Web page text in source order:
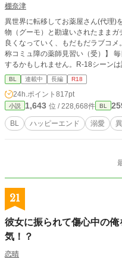
棚奈津
異世界に転移してお薬屋さん(代理)
物（グーモ）と勘違いされたまま
良くなっていく、もだもだラブコメ。前後編。 【純情大型犬
称コミュ障の薬師見習い（受）】 毎日20時更新。ストック状況次第で追加更新
するかもしれません。R-18シーン
にも掲載中
BL 連載中 長編 R18
24h.ポイント 817pt
小説 1,643 位 / 228,668件 BL
BL ハッピーエンド 溺愛
21
彼女に振られて傷心中の
気！？
恋晴